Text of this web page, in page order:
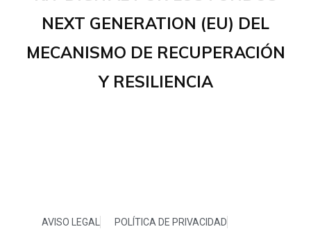
NEXT GENERATION (EU) DEL
MECANISMO DE RECUPERACIÓN
Y RESILIENCIA
AVISO LEGAL
POLÍTICA DE PRIVACIDAD